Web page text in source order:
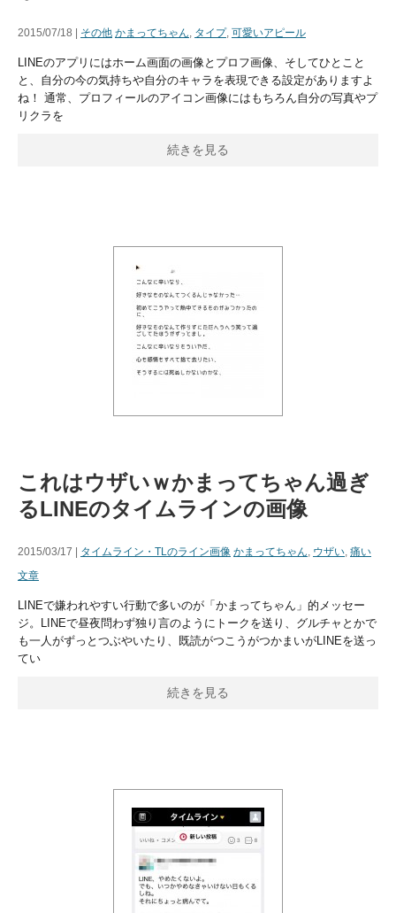
2015/07/18 | その他 かまってちゃん, タイプ, 可愛いアピール
LINEのアプリにはホーム画面の画像とプロフ画像、そしてひとこと
と、自分の今の気持ちや自分のキャラを表現できる設定がありますよ
ね！ 通常、プロフィールのアイコン画像にはもちろん自分の写真やプ
リクラを
続きを見る
これはウザいｗかまってちゃん過ぎ
るLINEのタイムラインの画像
2015/03/17 | タイムライン・TLのライン画像 かまってちゃん, ウザい, 痛い
文章
LINEで嫌われやすい行動で多いのが「かまってちゃん」的メッセー
ジ。LINEで昼夜問わず独り言のようにトークを送り、グルチャとかで
も一人がずっとつぶやいたり、既読がつこうがつかまいがLINEを送っ
てい
続きを見る